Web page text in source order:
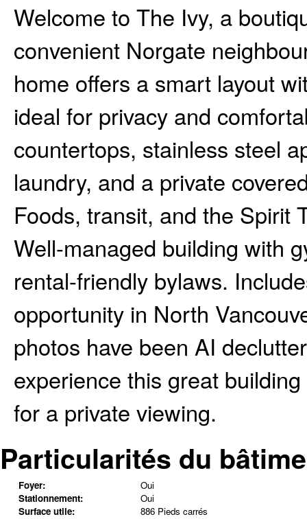
Welcome to The Ivy, a
convenient Norgate
home offers a smart layout
ideal for privacy and
countertops, stainless steel
laundry, and a private
Foods, transit, and the Spirit
Well-managed building with
rental-friendly bylaws.
opportunity in North
photos have been AI
experience this great
for a private viewing.
Particularités du
Foyer:
Oui
Stationnement:
Oui
Surface utile:
886 Pieds carrés